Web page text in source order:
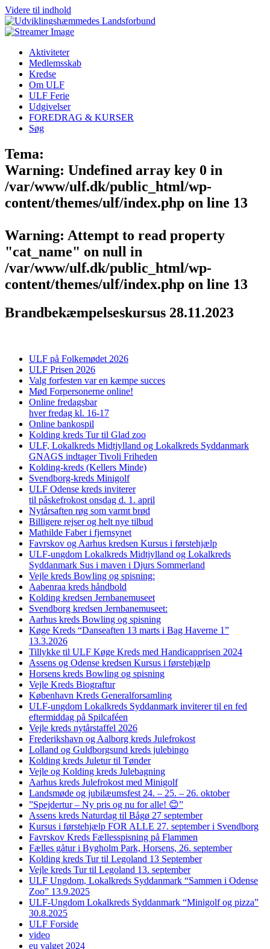
Videre til indhold
Aktiviteter
Medlemsskab
Kredse
Om ULF
ULF Ferie
Udgivelser
FOREDRAG & KURSER
Søg
Tema:
Warning: Undefined array key 0 in
/var/www/ulf.dk/public_html/wp-
content/themes/ulf/index.php on line 13
Warning: Attempt to read property
"cat_name" on null in
/var/www/ulf.dk/public_html/wp-
content/themes/ulf/index.php on line 13
Brandbekæmpelseskursus 28.11.2023
ULF på Folkemødet 2026
ULF Prisen 2026
Valg forfesten var en kæmpe succes
Mød Forpersonerne online!
Online fredagsbar
hver fredag kl. 16-17
Online bankospil
Kolding kreds Tur til Glad zoo
ULF, Lokalkreds Midtjylland og Lokalkreds Syddanmark
GNAGS indtager Tivoli Friheden
Kolding-kreds (Kellers Minde)
Svendborg-kreds Minigolf
ULF Odense kreds inviterer
til påskefrokost onsdag d. 1. april
Nytårsaften røg som varmt brød
Billigere rejser og helt nye tilbud
Mathilde Faber i fjernsynet
Favrskov og Aarhus kredsen Kursus i førstehjælp
ULF-ungdom Lokalkreds Midtjylland og Lokalkreds
Syddanmark Sus i maven i Djurs Sommerland
Vejle kreds Bowling og spisning:
Aabenraa kreds håndbold
Kolding kredsen Jernbanemuseet
Svendborg kredsen Jernbanemuseet:
Aarhus kreds Bowling og spisning
Køge Kreds “Danseaften 13 marts i Bag Haverne 1”
13.3.2026
Tillykke til ULF Køge Kreds med Handicapprisen 2024
Assens og Odense kredsen Kursus i førstehjælp
Horsens kreds Bowling og spisning
Vejle Kreds Biograftur
København Kreds Generalforsamling
ULF-ungdom Lokalkreds Syddanmark inviterer til en fed
eftermiddag på Spilcaféen
Vejle kreds nytårstaffel 2026
Frederikshavn og Aalborg kreds Julefrokost
Lolland og Guldborgsund kreds julebingo
Kolding kreds Juletur til Tønder
Vejle og Kolding kreds Julebagning
Aarhus kreds Julefrokost med Minigolf
Landsmøde og jubilæumsfest 24. – 25. – 26. oktober
”Spejdertur – Ny pris og nu for alle! 😊”
Assens kreds Naturdag til Bågø 27 september
Kursus i førstehjælp FOR ALLE 27. september i Svendborg
Favrskov Kreds Fællesspisning på Flammen
Fælles gåtur i Bygholm Park, Horsens, 26. september
Kolding kreds Tur til Legoland 13 September
Vejle kreds Tur til Legoland 13. september
ULF Ungdom, Lokalkreds Syddanmark “Sammen i Odense
Zoo” 13.9.2025
ULF-Ungdom Lokalkreds Syddanmark “Minigolf og pizza”
30.8.2025
ULF Forside
video
eu valget 2024